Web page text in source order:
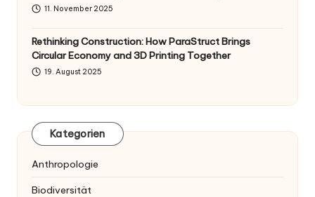
11. November 2025
Rethinking Construction: How ParaStruct Brings
Circular Economy and 3D Printing Together
19. August 2025
Kategorien
Anthropologie
Biodiversität